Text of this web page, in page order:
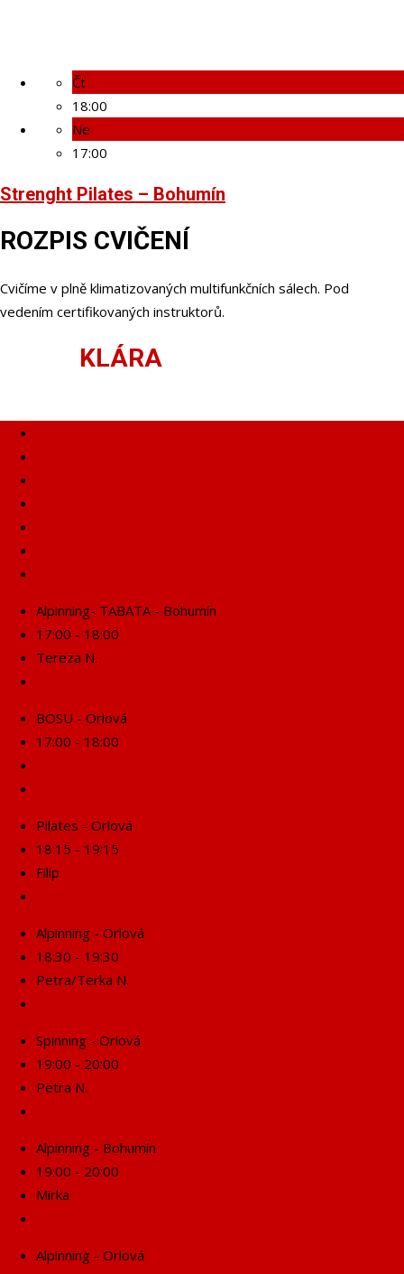
Čt
18:00
Ne
17:00
Strenght Pilates – Bohumín
ROZPIS CVIČENÍ
Cvičíme v plně klimatizovaných multifunkčních sálech. Pod
vedením certifikovaných instruktorů.
KLÁRA
Alpinning- TABATA - Bohumín
17:00 - 18:00
Tereza N.
BOSU - Orlová
17:00 - 18:00
Pilates - Orlová
18:15 - 19:15
Filip
Alpinning - Orlová
18:30 - 19:30
Petra/Terka N.
Spinning - Orlová
19:00 - 20:00
Petra N.
Alpinning - Bohumín
19:00 - 20:00
Mirka
Alpinning - Orlová